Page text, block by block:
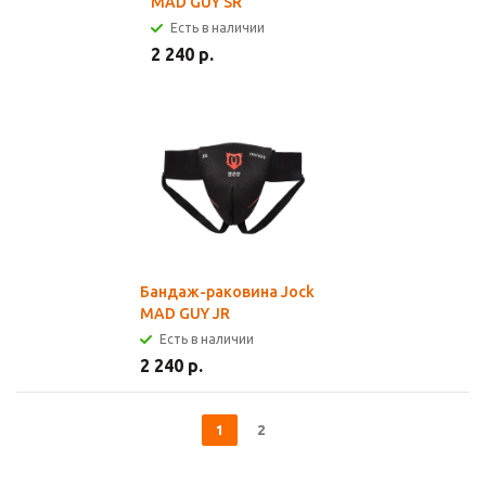
Есть в наличии
2 240 р.
Бандаж-раковина Jock
MAD GUY JR
Есть в наличии
2 240 р.
1 2